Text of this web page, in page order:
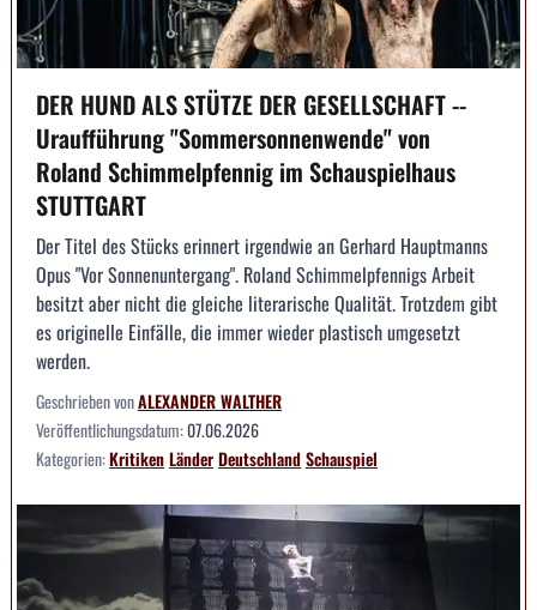
DER HUND ALS STÜTZE DER GESELLSCHAFT --
Uraufführung "Sommersonnenwende" von
Roland Schimmelpfennig im Schauspielhaus
STUTTGART
Der Titel des Stücks erinnert irgendwie an Gerhard Hauptmanns
Opus "Vor Sonnenuntergang". Roland Schimmelpfennigs Arbeit
besitzt aber nicht die gleiche literarische Qualität. Trotzdem gibt
es originelle Einfälle, die immer wieder plastisch umgesetzt
werden.
Geschrieben vonALEXANDER WALTHER
Veröffentlichungsdatum:07.06.2026
Kategorien:KritikenLänderDeutschlandSchauspiel